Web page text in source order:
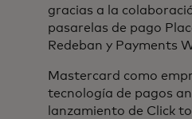
gracias a la
pasarelas de pago
Redeban y Payments
Mastercard como
tecnología de pagos
lanzamiento de Click